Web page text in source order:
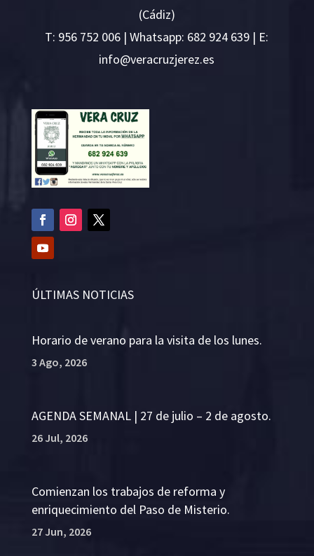
(Cádiz)
T: 956 752 006 | Whatsapp: 682 924 639 | E:
se.ze
rejzu
rcare
v@ofn
i
ÚLTIMAS NOTICIAS
Horario de verano para la visita de los lunes.
3 Ago, 2026
AGENDA SEMANAL | 27 de julio – 2 de agosto.
26 Jul, 2026
Comienzan los trabajos de reforma y
enriquecimiento del Paso de Misterio.
27 Jun, 2026